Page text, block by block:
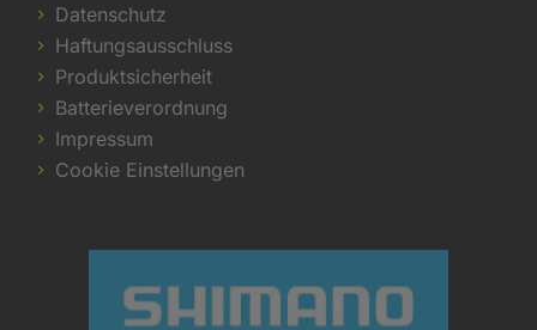
Datenschutz
Haftungsausschluss
Produktsicherheit
Batterieverordnung
Impressum
Cookie Einstellungen